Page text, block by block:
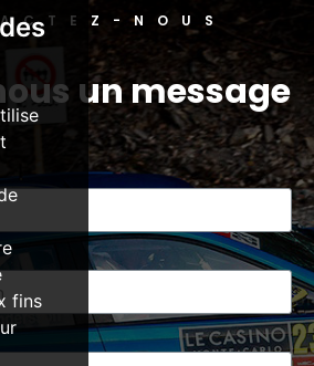
fins
NOUS
un message